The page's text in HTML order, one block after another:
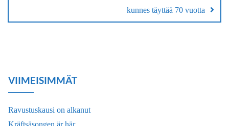
kunnes täyttää 70 vuotta
VIIMEISIMMÄT
Ravustuskausi on alkanut
Kräftsäsongen är här